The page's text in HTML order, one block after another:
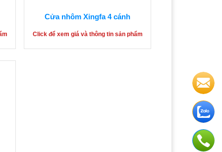
Cửa nhôm Xingfa 4 cánh
Click để xem giá và thông tin sản phẩm